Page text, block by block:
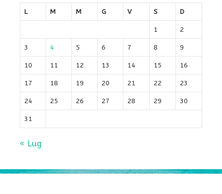
L
M M G V S D
1 2
3 4 5 6 7 8 9
10 11 12 13 14 15 16
17 18 19 20 21 22 23
24 25 26 27 28 29 30
31
« Lug